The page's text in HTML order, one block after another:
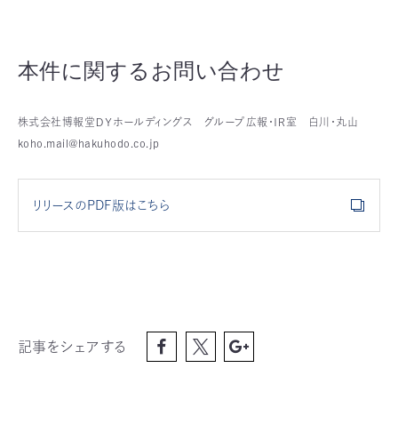
本件に関するお問い合わせ
株式会社博報堂ＤＹホールディングス グループ広報・ＩＲ室 白川・丸山
koho.mail@hakuhodo.co.jp
リリースのPDF版はこちら
記事をシェアする